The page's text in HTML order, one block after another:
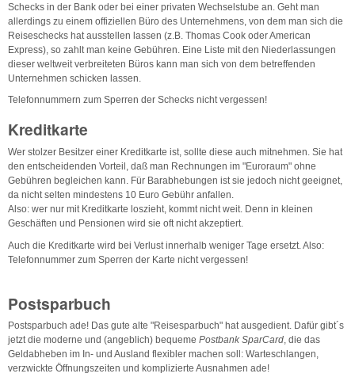
Schecks in der Bank oder bei einer privaten Wechselstube an. Geht man
allerdings zu einem offiziellen Büro des Unternehmens, von dem man sich die
Reiseschecks hat ausstellen lassen (z.B. Thomas Cook oder American
Express), so zahlt man keine Gebühren. Eine Liste mit den Niederlassungen
dieser weltweit verbreiteten Büros kann man sich von dem betreffenden
Unternehmen schicken lassen.
Telefonnummern zum Sperren der Schecks nicht vergessen!
Kreditkarte
Wer stolzer Besitzer einer Kreditkarte ist, sollte diese auch mitnehmen. Sie hat
den entscheidenden Vorteil, daß man Rechnungen im "Euroraum" ohne
Gebühren begleichen kann. Für Barabhebungen ist sie jedoch nicht geeignet,
da nicht selten mindestens 10 Euro Gebühr anfallen.
Also: wer nur mit Kreditkarte loszieht, kommt nicht weit. Denn in kleinen
Geschäften und Pensionen wird sie oft nicht akzeptiert.
Auch die Kreditkarte wird bei Verlust innerhalb weniger Tage ersetzt. Also:
Telefonnummer zum Sperren der Karte nicht vergessen!
Postsparbuch
Postsparbuch ade! Das gute alte "Reisesparbuch" hat ausgedient. Dafür gibt´s
jetzt die moderne und (angeblich) bequeme Postbank SparCard, die das
Geldabheben im In- und Ausland flexibler machen soll: Warteschlangen,
verzwickte Öffnungszeiten und komplizierte Ausnahmen ade!